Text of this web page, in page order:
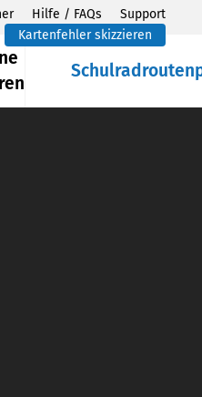
Hilfe / FAQs
Support
Kartenfehler skizzieren